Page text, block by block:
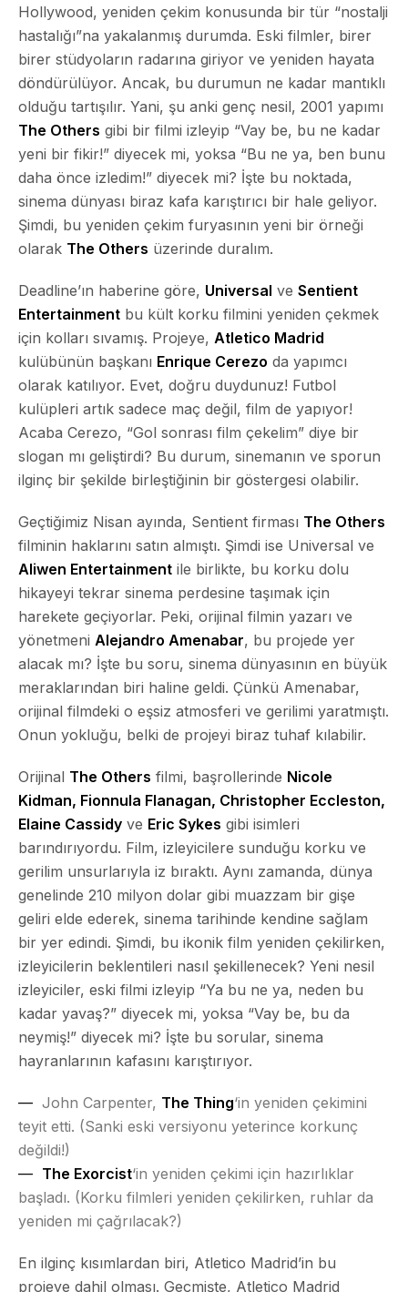
Hollywood, yeniden çekim konusunda bir tür “nostalji
hastalığı”na yakalanmış durumda. Eski filmler, birer
birer stüdyoların radarına giriyor ve yeniden hayata
döndürülüyor. Ancak, bu durumun ne kadar mantıklı
olduğu tartışılır. Yani, şu anki genç nesil, 2001 yapımı
The Others gibi bir filmi izleyip “Vay be, bu ne kadar
yeni bir fikir!” diyecek mi, yoksa “Bu ne ya, ben bunu
daha önce izledim!” diyecek mi? İşte bu noktada,
sinema dünyası biraz kafa karıştırıcı bir hale geliyor.
Şimdi, bu yeniden çekim furyasının yeni bir örneği
olarak The Others üzerinde duralım.
Deadline’ın haberine göre, Universal ve Sentient
Entertainment bu kült korku filmini yeniden çekmek
için kolları sıvamış. Projeye, Atletico Madrid
kulübünün başkanı Enrique Cerezo da yapımcı
olarak katılıyor. Evet, doğru duydunuz! Futbol
kulüpleri artık sadece maç değil, film de yapıyor!
Acaba Cerezo, “Gol sonrası film çekelim” diye bir
slogan mı geliştirdi? Bu durum, sinemanın ve sporun
ilginç bir şekilde birleştiğinin bir göstergesi olabilir.
Geçtiğimiz Nisan ayında, Sentient firması The Others
filminin haklarını satın almıştı. Şimdi ise Universal ve
Aliwen Entertainment ile birlikte, bu korku dolu
hikayeyi tekrar sinema perdesine taşımak için
harekete geçiyorlar. Peki, orijinal filmin yazarı ve
yönetmeni Alejandro Amenabar, bu projede yer
alacak mı? İşte bu soru, sinema dünyasının en büyük
meraklarından biri haline geldi. Çünkü Amenabar,
orijinal filmdeki o eşsiz atmosferi ve gerilimi yaratmıştı.
Onun yokluğu, belki de projeyi biraz tuhaf kılabilir.
Orijinal The Others filmi, başrollerinde Nicole
Kidman, Fionnula Flanagan, Christopher Eccleston,
Elaine Cassidy ve Eric Sykes gibi isimleri
barındırıyordu. Film, izleyicilere sunduğu korku ve
gerilim unsurlarıyla iz bıraktı. Aynı zamanda, dünya
genelinde 210 milyon dolar gibi muazzam bir gişe
geliri elde ederek, sinema tarihinde kendine sağlam
bir yer edindi. Şimdi, bu ikonik film yeniden çekilirken,
izleyicilerin beklentileri nasıl şekillenecek? Yeni nesil
izleyiciler, eski filmi izleyip “Ya bu ne ya, neden bu
kadar yavaş?” diyecek mi, yoksa “Vay be, bu da
neymiş!” diyecek mi? İşte bu sorular, sinema
hayranlarının kafasını karıştırıyor.
John Carpenter, The Thing‘in yeniden çekimini
teyit etti. (Sanki eski versiyonu yeterince korkunç
değildi!)
The Exorcist‘in yeniden çekimi için hazırlıklar
başladı. (Korku filmleri yeniden çekilirken, ruhlar da
yeniden mi çağrılacak?)
En ilginç kısımlardan biri, Atletico Madrid’in bu
projeye dahil olması. Geçmişte, Atletico Madrid